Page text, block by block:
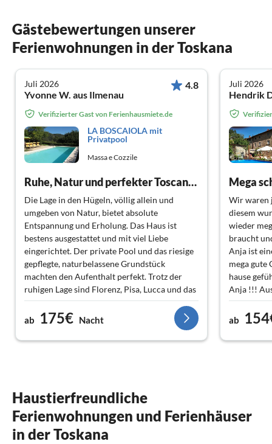
Gästebewertungen unserer
Ferienwohnungen in der Toskana
Juli 2026
Yvonne W. aus Ilmenau
4.8
Verifizierter Gast von Ferienhausmiete.de
LA BOSCAIOLA mit
Privatpool
Massa e Cozzile
Ruhe, Natur und perfekter Toscana-Urlaub
Die Lage in den Hügeln, völlig allein und
umgeben von Natur, bietet absolute
Entspannung und Erholung. Das Haus ist
bestens ausgestattet und mit viel Liebe
eingerichtet. Der private Pool und das riesige
gepflegte, naturbelassene Grundstück
machten den Aufenthalt perfekt. Trotz der
ruhigen Lage sind Florenz, Pisa, Lucca und das
Meer sowie viele kleinere sehenswerte Orte
gut erreichbar, so dass sich Erholung und
Der Vermieter ist sehr, sehr freundlich.
ab 175€ Nacht
Juli 2026
Hendrik
Mega
Wir waren
diesem
wieder
braucht
Anja ist
mega gute
hause
Anja !!!
kann
viel
ab
Haustierfreundliche
Ferienwohnungen und Ferienhäuser
in der Toskana